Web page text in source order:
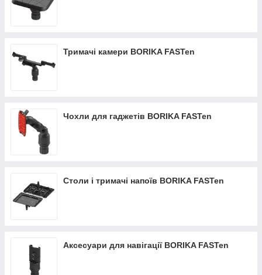
Тримачі камери BORIKA FASTen
Чохли для гаджетів BORIKA FASTen
Столи і тримачі напоїв BORIKA FASTen
Аксесуари для навігації BORIKA FASTen